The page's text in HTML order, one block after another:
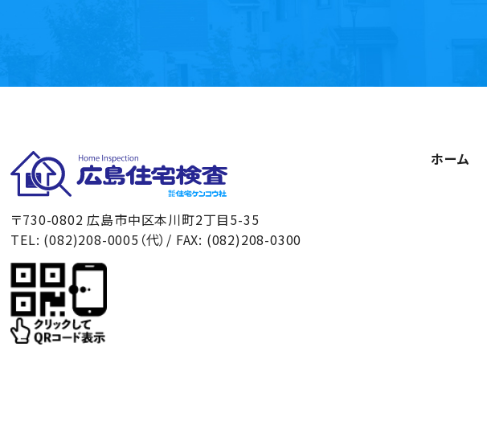
広島住宅検査
〒730-0802 広島市中区本川町2丁目5-35
TEL: (082)208-0005（代）/ FAX: (082)208-0300
ホーム